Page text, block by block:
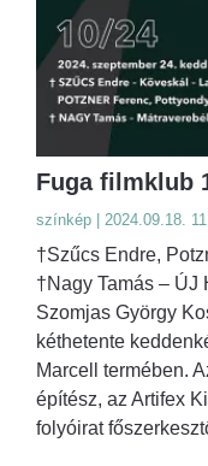
Fuga filmklub
színkép | 2024.09.18.
†Szűcs Endre,
†Nagy Tamás – ÚJ
Szomjas György
kéthetente
Marcell termében.
építész, az Artifex
folyóirat